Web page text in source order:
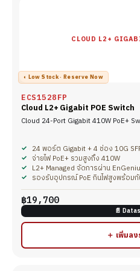
CLOUD L2+
◐ Low Stock · Reserve Now
ECS1528FP
Cloud L2+ Gigabit POE Switch
Cloud 24-Port Gigabit 410W PoE+
24 พอร์ต Gigabit + 4 ช่อง 10G
จ่ายไฟ PoE+ รวมสูงถึง 410W
L2+ Managed จัดการผ่าน
รองรับอุปกรณ์ PoE กินไฟสูงพร้อม
฿19,700
📄
＋ เพิ่มล